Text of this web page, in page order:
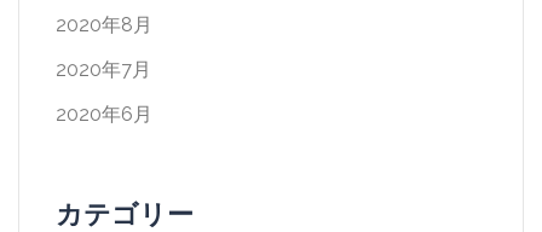
2020年8月
2020年7月
2020年6月
カテゴリー